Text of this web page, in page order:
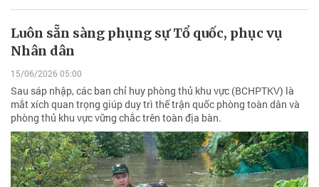
Luôn sẵn sàng phụng sự Tổ quốc, phục vụ
Nhân dân
15/06/2026 05:00
Sau sáp nhập, các ban chỉ huy phòng thủ khu vực (BCHPTKV) là
mắt xích quan trọng giúp duy trì thế trận quốc phòng toàn dân và
phòng thủ khu vực vững chắc trên toàn địa bàn.